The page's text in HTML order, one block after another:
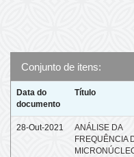
Conjunto de itens:
Data do
documento
Título
28-Out-2021
ANÁLISE DA
FREQUÊNCIA